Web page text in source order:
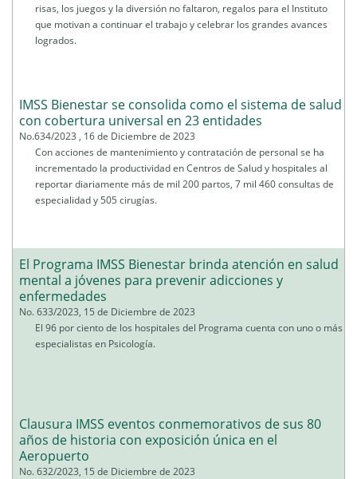
risas, los juegos y la diversión no faltaron, regalos para el Instituto
que motivan a continuar el trabajo y celebrar los grandes avances
logrados.
IMSS Bienestar se consolida como el sistema de salud
con cobertura universal en 23 entidades
No.634/2023 , 16 de Diciembre de 2023
Con acciones de mantenimiento y contratación de personal se ha
incrementado la productividad en Centros de Salud y hospitales al
reportar diariamente más de mil 200 partos, 7 mil 460 consultas de
especialidad y 505 cirugías.
El Programa IMSS Bienestar brinda atención en salud
mental a jóvenes para prevenir adicciones y
enfermedades
No. 633/2023, 15 de Diciembre de 2023
El 96 por ciento de los hospitales del Programa cuenta con uno o más
especialistas en Psicología.
Clausura IMSS eventos conmemorativos de sus 80
años de historia con exposición única en el
Aeropuerto
No. 632/2023, 15 de Diciembre de 2023